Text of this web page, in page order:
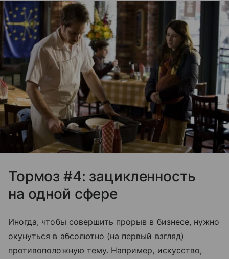
Тормоз #4: зацикленность
на одной сфере
Иногда, чтобы совершить прорыв в бизнесе, нужно
окунуться в абсолютно (на первый взгляд)
противоположную тему. Например, искусство,